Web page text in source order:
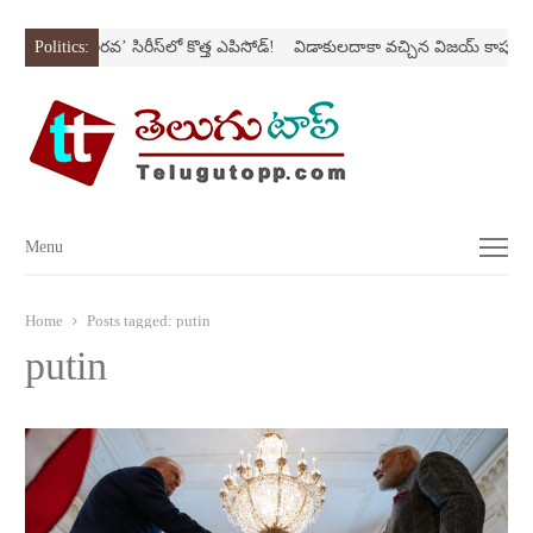
Politics:‘అర‌వ’ సిరీస్‌లో కొత్త ఎపిసోడ్‌! విడాకులదాకా వచ్చిన విజయ్‌ కాపురం
Menu
Menu
Home Posts tagged: putin
putin